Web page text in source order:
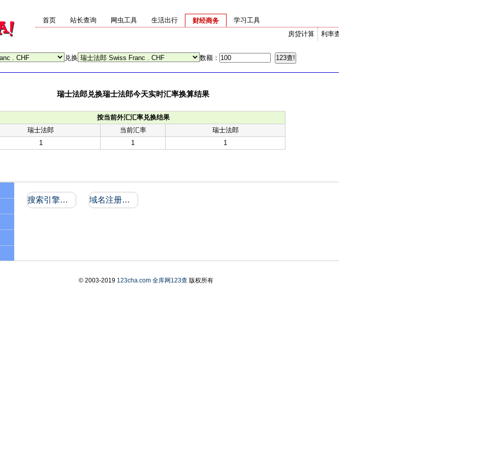
首页 站长查询 网虫工具 生活出行
财经商务
利率查询
房贷计算
学习工具
兑换 数额：
瑞士法郎兑换瑞士法郎今天实时汇率换算结果
按当前外汇汇率兑换结果
瑞士法郎
当前汇率
瑞士法郎
1
1 1
搜索引擎收录和反向链接 域名注册信息
© 2003-2019 123cha.com 全库网123查版权所有